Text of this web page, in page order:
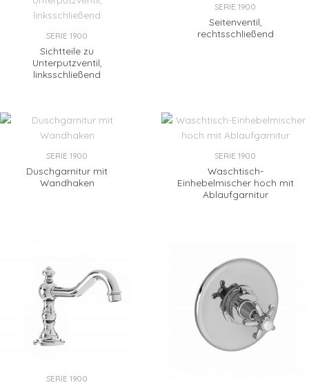
SERIE 1900
Sichtteile zu
Unterputzventil,
linksschließend
SERIE 1900
Seitenventil,
rechtsschließend
SERIE 1900
Duschgarnitur mit
Wandhaken
SERIE 1900
Waschtisch-
Einhebelmischer hoch mit
Ablaufgarnitur
SERIE 1900